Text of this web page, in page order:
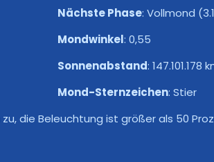
Nächste Phase: Vollmond
Mondwinkel: 0,55
Sonnenabstand: 147.101.178
Mond-Sternzeichen: Stier
die Beleuchtung ist größer als 50